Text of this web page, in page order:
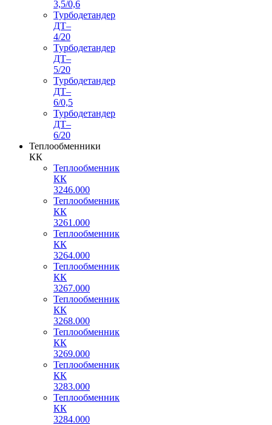
3,5/0,6
Турбодетандер
ДТ–
4/20
Турбодетандер
ДТ–
5/20
Турбодетандер
ДТ–
6/0,5
Турбодетандер
ДТ–
6/20
Теплообменники
КК
Теплообменник
КК
3246.000
Теплообменник
КК
3261.000
Теплообменник
КК
3264.000
Теплообменник
КК
3267.000
Теплообменник
КК
3268.000
Теплообменник
КК
3269.000
Теплообменник
КК
3283.000
Теплообменник
КК
3284.000